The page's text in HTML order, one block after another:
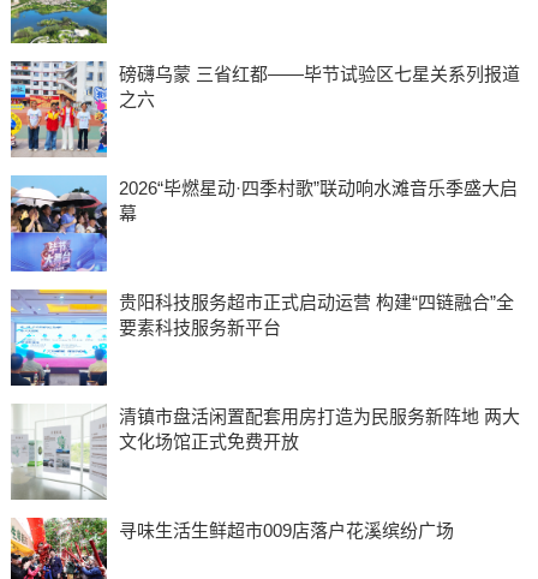
磅礴乌蒙 三省红都——毕节试验区七星关系列报道
之六
2026“毕燃星动·四季村歌”联动响水滩音乐季盛大启
幕
贵阳科技服务超市正式启动运营 构建“四链融合”全
要素科技服务新平台
清镇市盘活闲置配套用房打造为民服务新阵地 两大
文化场馆正式免费开放
寻味生活生鲜超市009店落户花溪缤纷广场